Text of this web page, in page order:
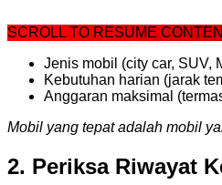
SCROLL TO RESUME
Jenis mobil (city car, SUV,
Kebutuhan harian (jarak
Anggaran maksimal
Mobil yang tepat adalah mobil
2. Periksa Riwayat